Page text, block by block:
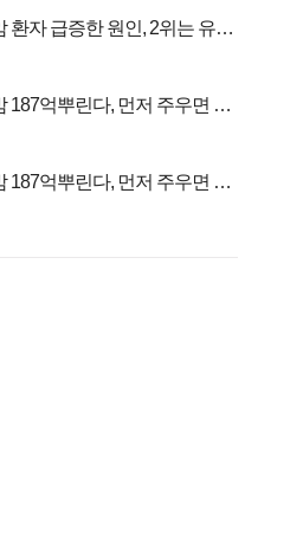
환자 급증한 원인, 2위는 유산
187억뿌린다, 먼저 주우면 최
187억뿌린다, 먼저 주우면 최